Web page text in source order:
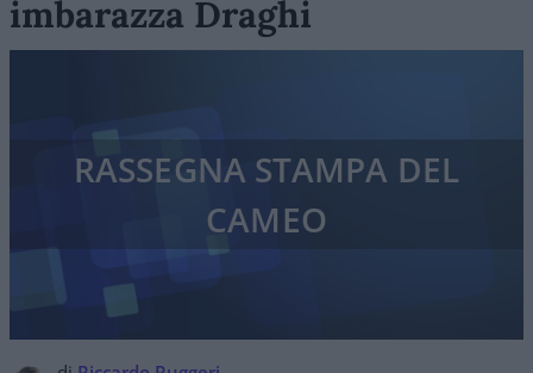
imbarazza Draghi
RASSEGNA STAMPA DEL
CAMEO